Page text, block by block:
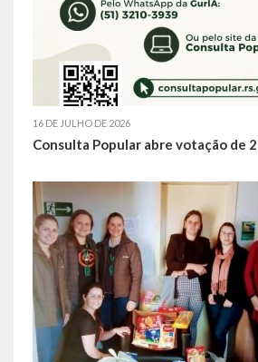
LEIS ORDINÁRIAS
LEIS COMPLEMENTARES
DECRETOS
Publicações
Conselhos Municipais
Regulamentos
Editais
Planos
Concursos
16 DE JULHO DE 2026
Consulta Popular abre votação de